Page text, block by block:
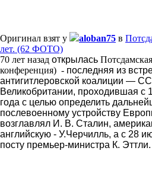
Оригинал взят у aloban75 в
лет. (62 ФОТО)
70 лет назад открылась
конференция) - последняя из
антигитлеровской коалиции —
Великобритании, проходившая с
года с целью определить
послевоенному устройству
возглавлял И. В. Сталин,
английскую - У.Черчилль, а с 28
посту премьер-министра К. Эттли.